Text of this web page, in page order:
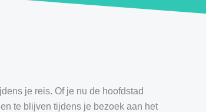
je reis. Of je nu de hoofdstad
te blijven tijdens je bezoek aan het